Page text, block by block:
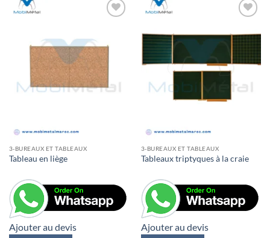
3-BUREAUX ET TABLEAUX
Tableau en liège
Ajouter au devis
3-BUREAUX ET TABLEAUX
Tableaux triptyques à la craie
Ajouter au devis